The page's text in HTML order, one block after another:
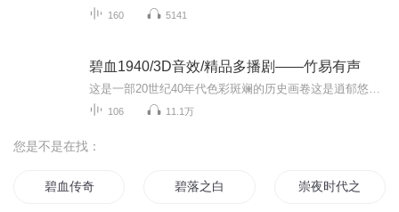
160 5141
碧血1940/3D音效/精品多播剧——竹易有声
106 11.1万
您是不是在找：
碧血传奇 碧落之白 崇夜时代之血剑